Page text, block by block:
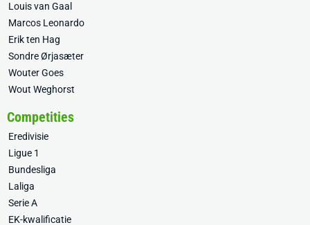
Louis van Gaal
Marcos Leonardo
Erik ten Hag
Sondre Ørjasæter
Wouter Goes
Wout Weghorst
Competities
Eredivisie
Ligue 1
Bundesliga
Laliga
Serie A
EK-kwalificatie